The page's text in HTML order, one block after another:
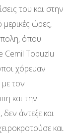
του και στην
ώρες,
όπου
Cemil Topuzlu
χόρευαν
τον
και την
άντεξε και
και